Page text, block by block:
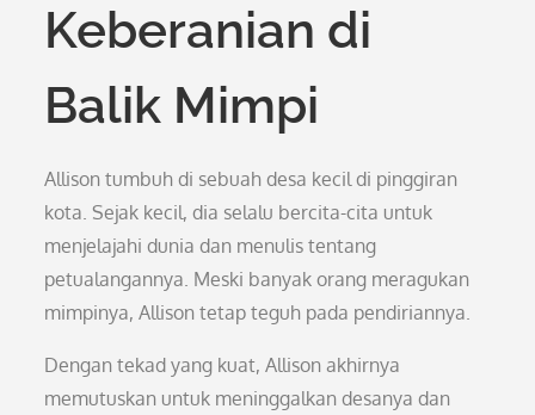
Keberanian di
Balik Mimpi
Allison tumbuh di sebuah desa kecil di pinggiran
kota. Sejak kecil, dia selalu bercita-cita untuk
menjelajahi dunia dan menulis tentang
petualangannya. Meski banyak orang meragukan
mimpinya, Allison tetap teguh pada pendiriannya.
Dengan tekad yang kuat, Allison akhirnya
memutuskan untuk meninggalkan desanya dan